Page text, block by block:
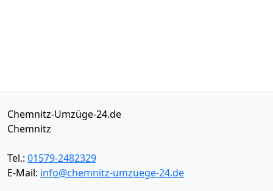
Chemnitz-Umzüge-24.de
Chemnitz
Tel.: 01579-2482329
E-Mail: info@chemnitz-umzuege-24.de